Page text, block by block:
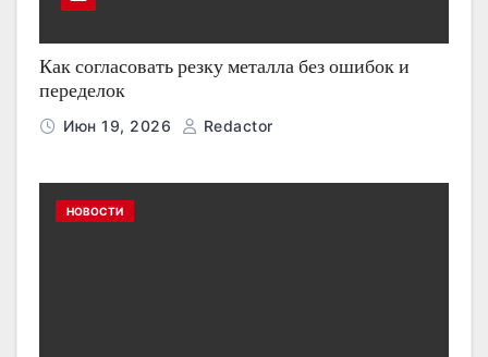
Как согласовать резку металла без ошибок и
переделок
Июн 19, 2026 Redactor
НОВОСТИ